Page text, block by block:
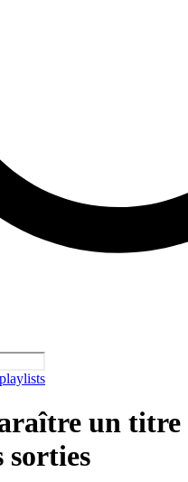
un titre
sorties